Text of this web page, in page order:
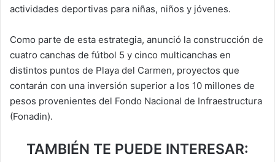
actividades deportivas para niñas, niños y jóvenes.
Como parte de esta estrategia, anunció la construcción de
cuatro canchas de fútbol 5 y cinco multicanchas en
distintos puntos de Playa del Carmen, proyectos que
contarán con una inversión superior a los 10 millones de
pesos provenientes del Fondo Nacional de Infraestructura
(Fonadin).
TAMBIÉN TE PUEDE INTERESAR: